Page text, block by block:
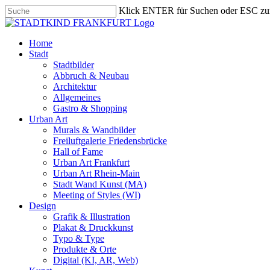
Skip
to
content
Klick ENTER für Suchen oder ESC
Close
search
Menu
Home
Stadt
Stadtbilder
Abbruch & Neubau
Architektur
Allgemeines
Gastro & Shopping
Urban Art
Murals & Wandbilder
Freiluftgalerie Friedensbrücke
Hall of Fame
Urban Art Frankfurt
Urban Art Rhein-Main
Stadt Wand Kunst (MA)
Meeting of Styles (WI)
Design
Grafik & Illustration
Plakat & Druckkunst
Typo & Type
Produkte & Orte
Digital (KI, AR, Web)